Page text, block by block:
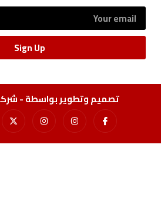
Sign Up
تصميم وتطوير بواسطة - شركة Correct code